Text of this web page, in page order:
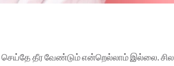
தீர வேண்டும் என்றெல்லாம் இல்லை. சில